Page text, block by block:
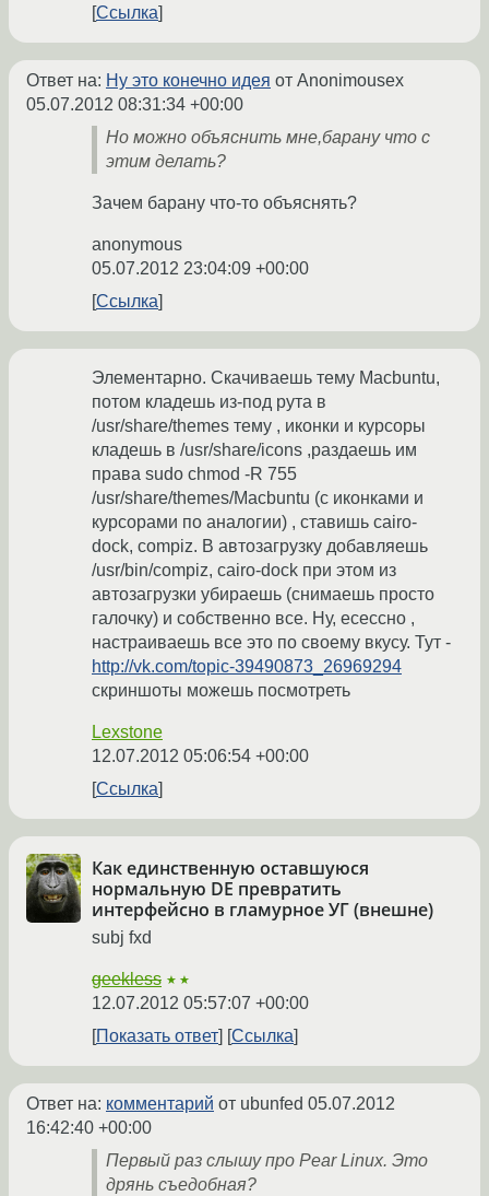
Ссылка
Ответ на: Ну это конечно идея от Anonimousex
05.07.2012 08:31:34 +00:00
Но можно объяснить мне,барану что с
этим делать?
Зачем барану что-то объяснять?
anonymous
05.07.2012 23:04:09 +00:00
Ссылка
Элементарно. Скачиваешь тему Macbuntu,
потом кладешь из-под рута в
/usr/share/themes тему , иконки и курсоры
кладешь в /usr/share/icons ,раздаешь им
права sudo chmod -R 755
/usr/share/themes/Macbuntu (с иконками и
курсорами по аналогии) , ставишь cairo-
dock, compiz. В автозагрузку добавляешь
/usr/bin/compiz, cairo-dock при этом из
автозагрузки убираешь (снимаешь просто
галочку) и собственно все. Ну, есессно ,
настраиваешь все это по своему вкусу. Тут -
http://vk.com/topic-39490873_26969294
скриншоты можешь посмотреть
Lexstone
12.07.2012 05:06:54 +00:00
Ссылка
Как единственную оставшуюся
нормальную DE превратить
интерфейсно в гламурное УГ (внешне)
subj fxd
geekless ★★
12.07.2012 05:57:07 +00:00
Показать ответ
Ссылка
Ответ на: комментарий от ubunfed 05.07.2012
16:42:40 +00:00
Первый раз слышу про Pear Linux. Это
дрянь съедобная?